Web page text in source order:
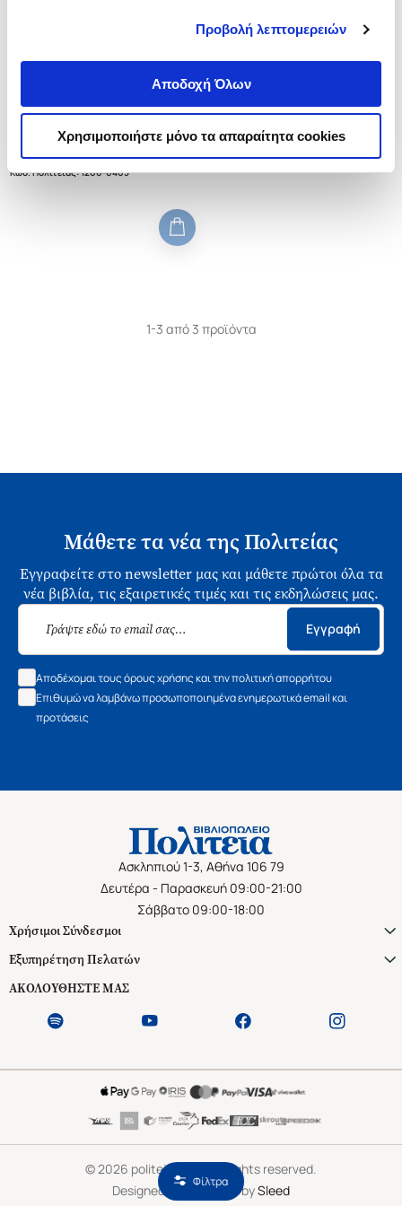
Προβολή λεπτομερειών
Αποδοχή Όλων
Χρησιμοποιήστε μόνο τα απαραίτητα cookies
Φίλτρα
ΟΚΤΩ ΗΜΕΡΕΣ ΚΑΙ ΜΙΑ ΚΥΡΙΑΚΗ
LEFTERI CHRISTY
Κωδ. Πολιτείας:1200-0405
1-3 από 3 προϊόντα
Μάθετε τα νέα της Πολιτείας
Εγγραφείτε στο newsletter μας και μάθετε πρώτοι όλα τα
νέα βιβλία, τις εξαιρετικές τιμές και τις εκδηλώσεις μας.
Εγγραφή
Αποδέχομαι τους όρους χρήσης και την πολιτική απορρήτου
Επιθυμώ να λαμβάνω προσωποποιημένα ενημερωτικά email και
προτάσεις
Ασκληπιού 1-3, Αθήνα 106 79
Δευτέρα - Παρασκευή 09:00-21:00
Σάββατο 09:00-18:00
Χρήσιμοι Σύνδεσμοι
Εξυπηρέτηση Πελατών
ΑΚΟΛΟΥΘΗΣΤΕ ΜΑΣ
© 2026 politeianet.gr All rights reserved.
Designed & Developed bySleed